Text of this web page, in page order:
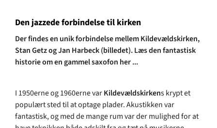
Den jazzede forbindelse til kirken
Der findes en unik forbindelse mellem Kildevældskirken,
Stan Getz og Jan Harbeck (billedet). Læs den fantastisk
historie om en gammel saxofon her ...
I 1950erne og 1960erne varKildevældskirkens krypt et
populært sted til at optage plader. Akustikken var
fantastisk, og med de mange rum var der mulighed for at